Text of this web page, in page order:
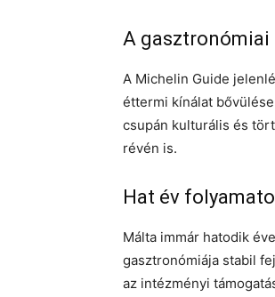
A
A Michelin Guide
éttermi kínálat
csupán kulturális és
révén is.
Hat év
Málta immár hatodik
gasztronómiája stabil
az intézményi